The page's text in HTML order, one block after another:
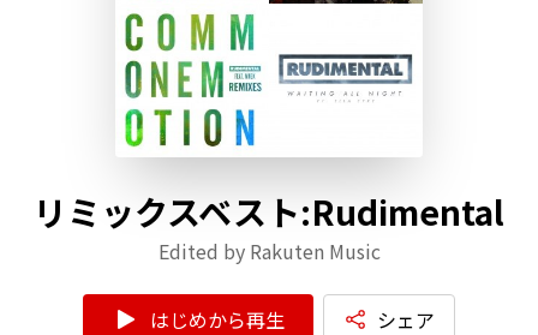
リミックスベスト:Rudimental
Edited by Rakuten Music
はじめから再生 シェア